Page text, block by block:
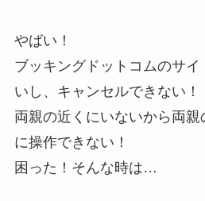
やばい！
ブッキングドットコムのサ
いし、キャンセルできない！
両親の近くにいないから両親
に操作できない！
困った！そんな時は…